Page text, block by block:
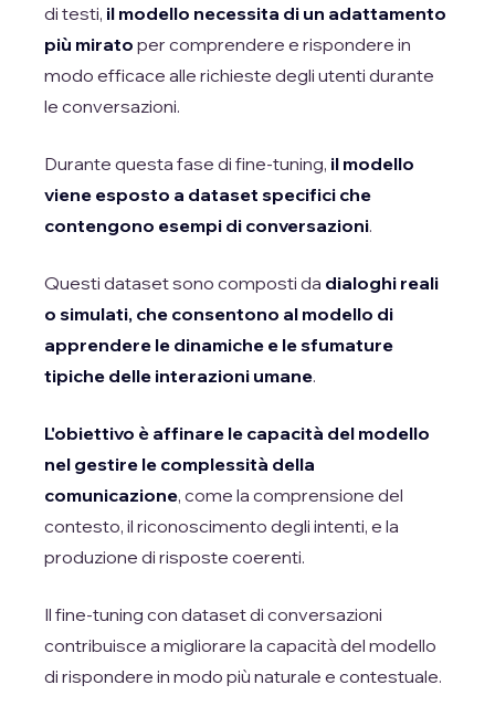
di testi, il modello necessita di un adattamento
più mirato per comprendere e rispondere in
modo efficace alle richieste degli utenti durante
le conversazioni.
Durante questa fase di fine-tuning, il modello
viene esposto a dataset specifici che
contengono esempi di conversazioni.
Questi dataset sono composti da dialoghi reali
o simulati, che consentono al modello di
apprendere le dinamiche e le sfumature
tipiche delle interazioni umane.
L'obiettivo è affinare le capacità del modello
nel gestire le complessità della
comunicazione, come la comprensione del
contesto, il riconoscimento degli intenti, e la
produzione di risposte coerenti.
Il fine-tuning con dataset di conversazioni
contribuisce a migliorare la capacità del modello
di rispondere in modo più naturale e contestuale.